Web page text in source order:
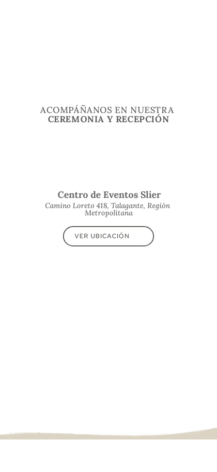
ACOMPÁÑANOS EN NUESTRA
CEREMONIA Y RECEPCIÓN
Centro de Eventos Slier
Camino Loreto 418, Talagante, Región
Metropolitana
VER UBICACIÓN